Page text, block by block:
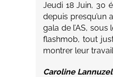
Jeudi 18 Juin, 30
depuis presqu’un
gala de l’AS,
flashmob, tout
montrer leur
Caroline